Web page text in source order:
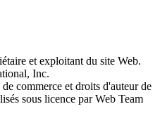
et exploitant du site Web.
Inc.
commerce et droits d'auteur de
sous licence par Web Team